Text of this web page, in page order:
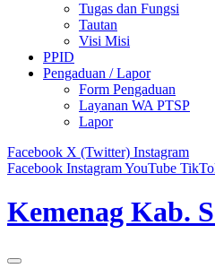
Tugas dan Fungsi
Tautan
Visi Misi
PPID
Pengaduan / Lapor
Form Pengaduan
Layanan WA PTSP
Lapor
Facebook X (Twitter) Instagram
Facebook InstagramYouTube
Kemenag Kab.